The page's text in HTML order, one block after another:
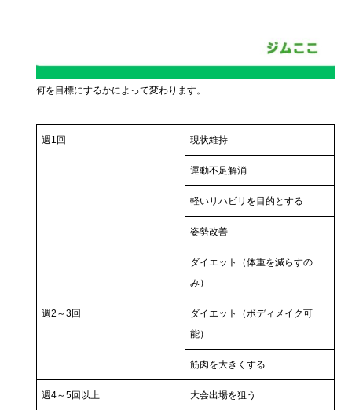
何を目標にするかによって変わります。
週1回 現状維持
運動不足解消
軽いリハビリを目的とする
姿勢改善
ダイエット（体重を減らすの
み）
週2～3回
ダイエット（ボディメイク可
能）
筋肉を大きくする
週4～5回以上 大会出場を狙う